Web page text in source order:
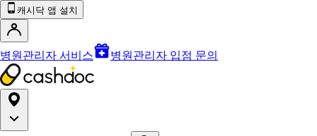
캐시닥 앱 설치
병원관리자 서비스 병원관리자 입점 문의